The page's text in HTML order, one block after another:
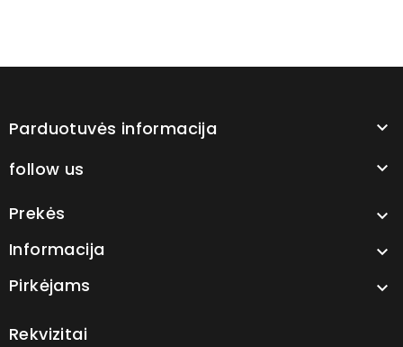
Parduotuvės informacija 
follow us 
Prekės 
Informacija 
Pirkėjams 
Rekvizitai